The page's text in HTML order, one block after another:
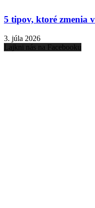
5 tipov, ktoré zmenia
3. júla 2026
Lajkni nás na Facebooku